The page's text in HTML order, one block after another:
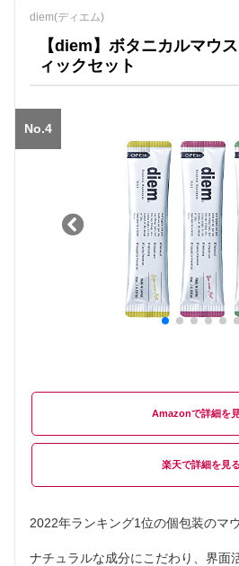
diem(ディエム)
【diem】ボタニカルマウ
ィックセット
No.4
Amazon
楽天
2022年ランキング1位の個包装のマ
ナチュラルな成分にこだわり、界面